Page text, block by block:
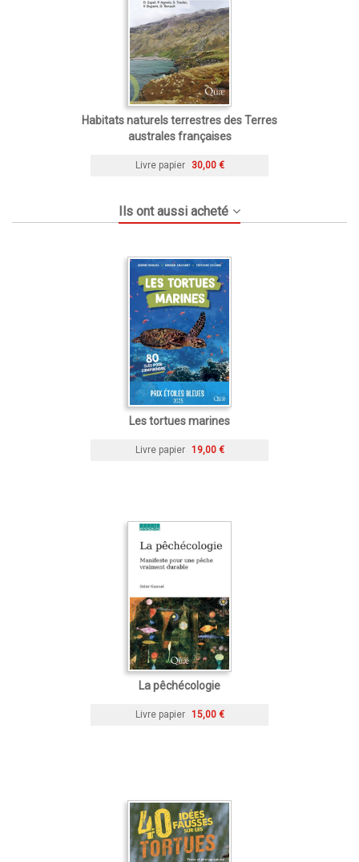
Habitats naturels terrestres des Terres
australes françaises
Livre papier 30,00 €
Ils ont aussi acheté
Les tortues marines
Livre papier 19,00 €
La pêchécologie
Livre papier 15,00 €